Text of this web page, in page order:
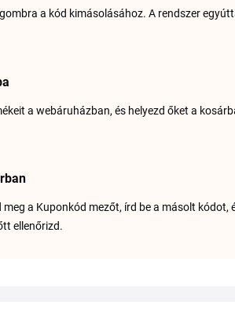
a kód kimásolásához. A rendszer
a webáruházban, és helyezd őket a
meg a Kuponkód mezőt, írd be a másolt
ellenőrizd.